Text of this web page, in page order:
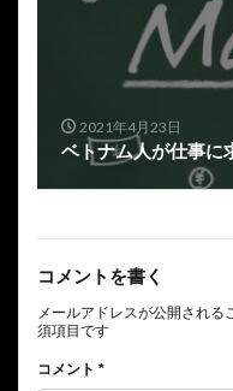
2021年4月23日
ベトナム人が仕事に
コメントを書く
メールアドレスが公開される
須項目です
コメント *